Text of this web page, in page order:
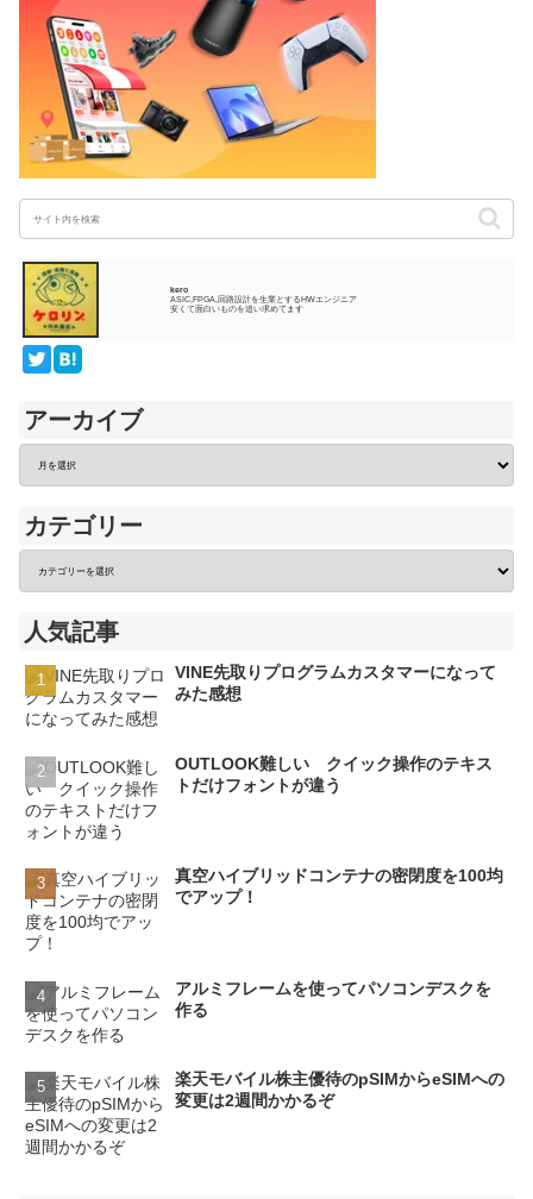
kero
ASIC,FPGA,回路設計を生業とするHWエンジニア
安くて面白いものを追い求めてます
アーカイブ
カテゴリー
人気記事
VINE先取りプログラムカスタマーになって
みた感想
OUTLOOK難しい クイック操作のテキス
トだけフォントが違う
真空ハイブリッドコンテナの密閉度を100均
でアップ！
アルミフレームを使ってパソコンデスクを
作る
楽天モバイル株主優待のpSIMからeSIMへの
変更は2週間かかるぞ